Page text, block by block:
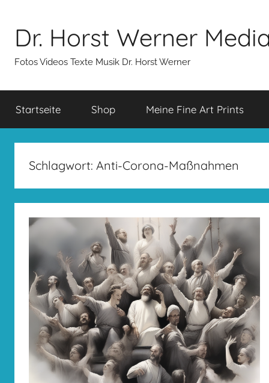
springen
Dr. Horst Werner Media
Fotos Videos Texte Musik Dr. Horst Werner
Startseite Shop Meine Fine Art Prints
Schlagwort: Anti-Corona-Maßnahmen